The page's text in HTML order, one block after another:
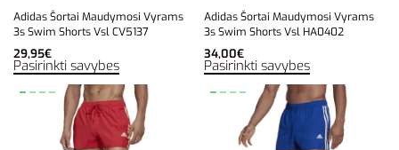
Adidas Šortai Maudymosi Vyrams
3s Swim Shorts Vsl CV5137
29,95€
Pasirinkti savybes
Adidas Šortai Maudymosi Vyrams
3s Swim Shorts Vsl HA0402
34,00€
Pasirinkti savybes